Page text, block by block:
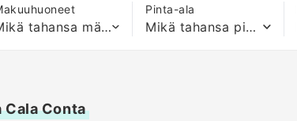
Mikä tahansa määrä sänkyjä
Pinta-ala
Mikä tahansa pinta-ala
Cala Conta